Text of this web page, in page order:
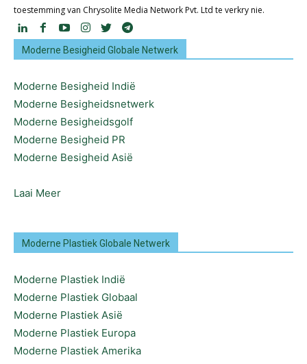
toestemming van Chrysolite Media Network Pvt. Ltd te verkry nie.
Moderne Besigheid Globale Netwerk
Moderne Besigheid Indië
Moderne Besigheidsnetwerk
Moderne Besigheidsgolf
Moderne Besigheid PR
Moderne Besigheid Asië
Laai Meer
Moderne Plastiek Globale Netwerk
Moderne Plastiek Indië
Moderne Plastiek Globaal
Moderne Plastiek Asië
Moderne Plastiek Europa
Moderne Plastiek Amerika